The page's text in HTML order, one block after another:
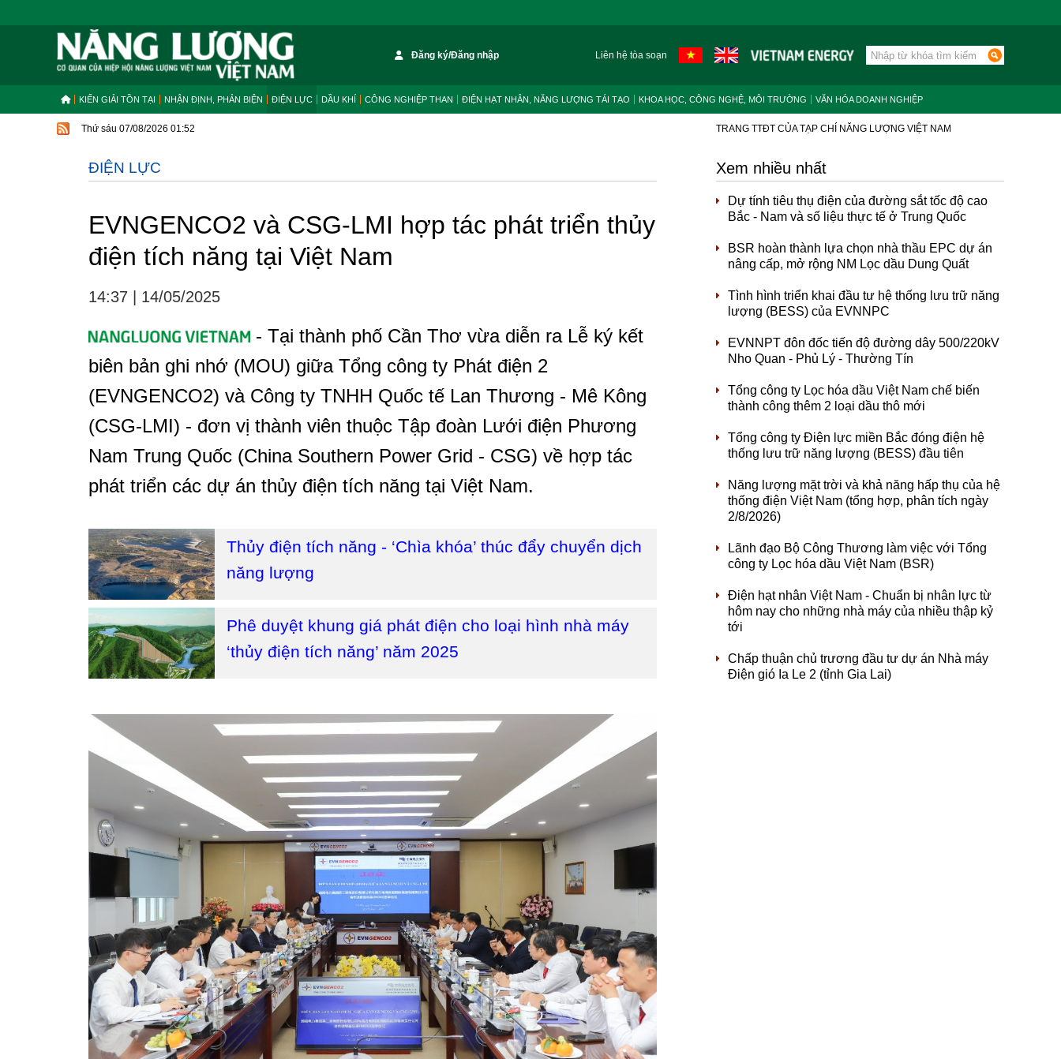
Đăng ký/Đăng nhập Liên hệ tòa soạn
KIẾN GIẢI TỒN TẠI NHẬN ĐỊNH, PHẢN BIỆN ĐIỆN LỰC DẦU KHÍ CÔNG NGHIỆP THAN ĐIỆN HẠT NHÂN, NĂNG LƯỢNG TÁI TẠO KHOA HỌC, CÔNG NGHỆ, MÔI TRƯỜNG VĂN HÓA DOANH NGHIỆP
Thứ sáu 07/08/2026 01:52 TRANG TTĐT CỦA TẠP CHÍ NĂNG LƯỢNG VIỆT NAM
ĐIỆN LỰC
EVNGENCO2 và CSG-LMI hợp tác phát triển thủy
điện tích năng tại Việt Nam
14:37 14/05/2025
- Tại thành phố Cần Thơ vừa diễn ra Lễ ký kết
biên bản ghi nhớ (MOU) giữa Tổng công ty Phát điện 2
(EVNGENCO2) và Công ty TNHH Quốc tế Lan Thương - Mê Kông
(CSG-LMI) - đơn vị thành viên thuộc Tập đoàn Lưới điện Phương
Nam Trung Quốc (China Southern Power Grid - CSG) về hợp tác
phát triển các dự án thủy điện tích năng tại Việt Nam.
Thủy điện tích năng - ‘Chìa khóa’ thúc đẩy chuyển dịch
năng lượng
Phê duyệt khung giá phát điện cho loại hình nhà máy
‘thủy điện tích năng’ năm 2025
Xem nhiều nhất
Dự tính tiêu thụ điện của đường sắt tốc độ cao
Bắc - Nam và số liệu thực tế ở Trung Quốc
BSR hoàn thành lựa chọn nhà thầu EPC dự án
nâng cấp, mở rộng NM Lọc dầu Dung Quất
Tình hình triển khai đầu tư hệ thống lưu trữ năng
lượng (BESS) của EVNNPC
EVNNPT đôn đốc tiến độ đường dây 500/220kV
Nho Quan - Phủ Lý - Thường Tín
Tổng công ty Lọc hóa dầu Việt Nam chế biến
thành công thêm 2 loại dầu thô mới
Tổng công ty Điện lực miền Bắc đóng điện hệ
thống lưu trữ năng lượng (BESS) đầu tiên
Năng lượng mặt trời và khả năng hấp thụ của hệ
thống điện Việt Nam (tổng hợp, phân tích ngày
2/8/2026)
Lãnh đạo Bộ Công Thương làm việc với Tổng
công ty Lọc hóa dầu Việt Nam (BSR)
Điện hạt nhân Việt Nam - Chuẩn bị nhân lực từ
hôm nay cho những nhà máy của nhiều thập kỷ
tới
Chấp thuận chủ trương đầu tư dự án Nhà máy
Điện gió Ia Le 2 (tỉnh Gia Lai)